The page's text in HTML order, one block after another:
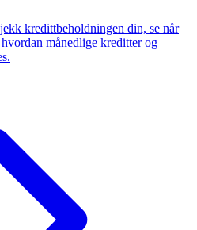
kredittbeholdningen din, se når
månedlige kreditter og